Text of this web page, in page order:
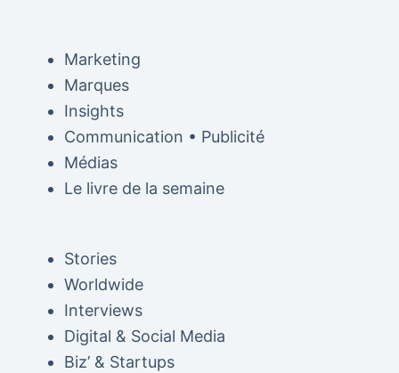
Marketing
Marques
Insights
Communication • Publicité
Médias
Le livre de la semaine
Stories
Worldwide
Interviews
Digital & Social Media
Biz’ & Startups